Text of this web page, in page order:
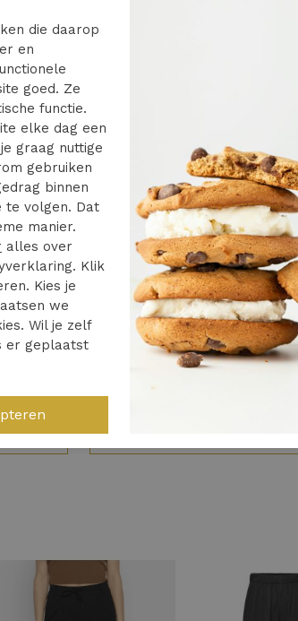
NOOS
in
4/5
Snelle levering
die daarop
en
goed. Ze
functie.
elke dag een
graag nuttige
gebruiken
binnen
te volgen. Dat
manier.
alles over
Klik
Kies je
we
Wil je zelf
er geplaatst